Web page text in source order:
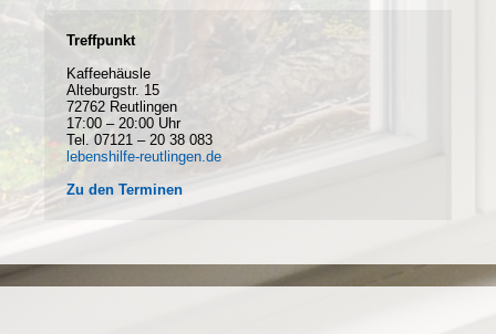
Treffpunkt
Kaffeehäusle
Alteburgstr. 15
72762 Reutlingen
17:00 – 20:00 Uhr
Tel. 07121 – 20 38 083
lebenshilfe-reutlingen.de
Zu den Terminen